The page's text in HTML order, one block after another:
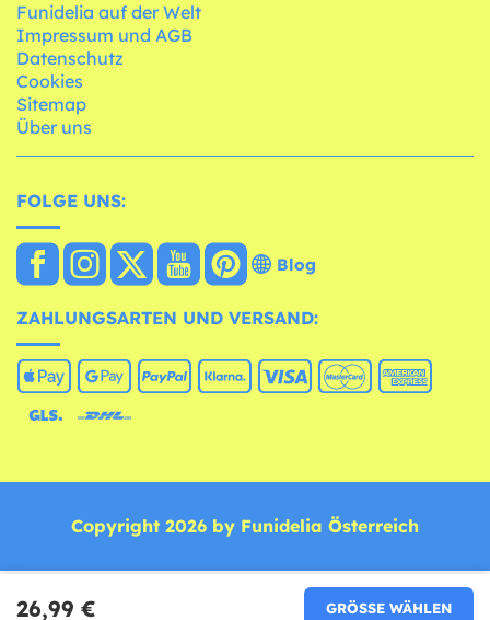
26,99 € GRÖSSE WÄHLEN
Funidelia auf der Welt
Impressum und AGB
Datenschutz
Cookies
Sitemap
Über uns
FOLGE UNS:
Blog
ZAHLUNGSARTEN UND VERSAND:
Copyright 2026 by Funidelia Österreich